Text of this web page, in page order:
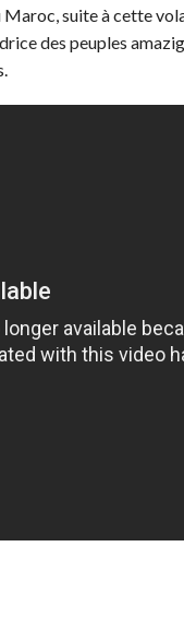
Maroc, suite à cette
des peuples